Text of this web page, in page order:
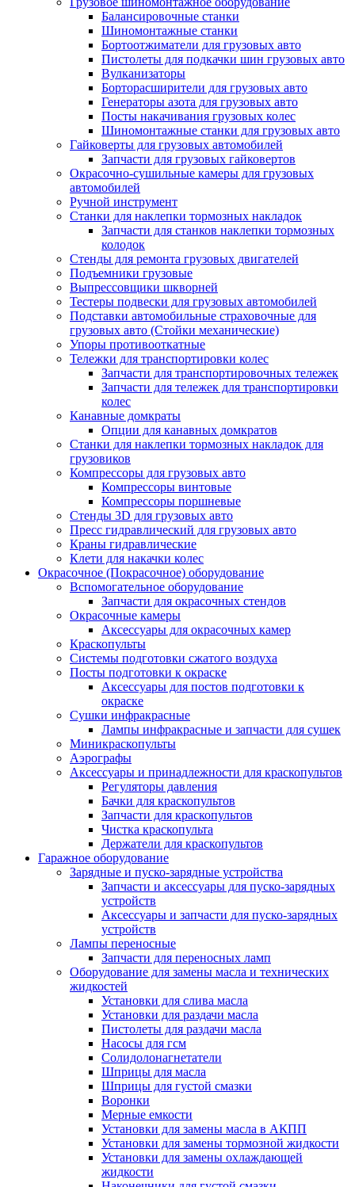
Балансировочные станки
Шиномонтажные станки
Бортоотжиматели для грузовых авто
Пистолеты для подкачки шин грузовых авто
Вулканизаторы
Борторасширители для грузовых авто
Генераторы азота для грузовых авто
Посты накачивания грузовых колес
Шиномонтажные станки для грузовых авто
Гайковерты для грузовых автомобилей
Запчасти для грузовых гайковертов
Окрасочно-сушильные камеры для грузовых
автомобилей
Ручной инструмент
Станки для наклепки тормозных накладок
Запчасти для станков наклепки тормозных
колодок
Стенды для ремонта грузовых двигателей
Подъемники грузовые
Выпрессовщики шкворней
Тестеры подвески для грузовых автомобилей
Подставки автомобильные страховочные для
грузовых авто (Стойки механические)
Упоры противооткатные
Тележки для транспортировки колес
Запчасти для транспортировочных тележек
Запчасти для тележек для транспортировки
колес
Канавные домкраты
Опции для канавных домкратов
Станки для наклепки тормозных накладок для
грузовиков
Компрессоры для грузовых авто
Компрессоры винтовые
Компрессоры поршневые
Стенды 3D для грузовых авто
Пресс гидравлический для грузовых авто
Краны гидравлические
Клети для накачки колес
Окрасочное (Покрасочное) оборудование
Вспомогательное оборудование
Запчасти для окрасочных стендов
Окрасочные камеры
Аксессуары для окрасочных камер
Краскопульты
Системы подготовки сжатого воздуха
Посты подготовки к окраске
Аксессуары для постов подготовки к
окраске
Сушки инфракрасные
Лампы инфракрасные и запчасти для сушек
Миникраскопульты
Аэрографы
Аксессуары и принадлежности для краскопультов
Регуляторы давления
Бачки для краскопультов
Запчасти для краскопультов
Чистка краскопульта
Держатели для краскопультов
Гаражное оборудование
Зарядные и пуско-зарядные устройства
Запчасти и аксессуары для пуско-зарядных
устройств
Аксессуары и запчасти для пуско-зарядных
устройств
Лампы переносные
Запчасти для переносных ламп
Оборудование для замены масла и технических
жидкостей
Установки для слива масла
Установки для раздачи масла
Пистолеты для раздачи масла
Насосы для гсм
Солидолонагнетатели
Шприцы для масла
Шприцы для густой смазки
Воронки
Мерные емкости
Установки для замены масла в АКПП
Установки для замены тормозной жидкости
Установки для замены охлаждающей
жидкости